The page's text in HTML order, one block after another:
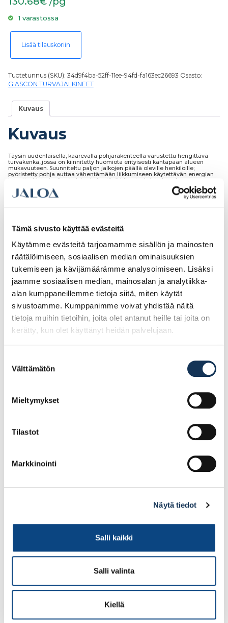
Tämä sivusto käyttää evästeitä
Käytämme evästeitä tarjoamamme sisällön ja mainosten
räätälöimiseen, sosiaalisen median ominaisuuksien
tukemiseen ja kävijämäärämme analysoimiseen. Lisäksi
jaamme sosiaalisen median, mainosalan ja analytiikka-
alan kumppaneillemme tietoja siitä, miten käytät
sivustoamme. Kumppanimme voivat yhdistää näitä
tietoja muihin tietoihin, joita olet antanut heille tai joita on
kerätty, kun olet käyttänyt heidän palvelujaan.
valinta
Välttämätön
Mieltymykset
Tilastot
Markkinointi
Näytä tiedot
Salli kaikki
Salli valinta
Kiellä
1 varastossa
Turvajalkine Giasco Fox S3 ortopedinen keinupohjajalkine, koko 39
Lisää tilauskoriin
Tuotetunnus (SKU): 34d9f4ba-52ff-11ee-94fd-fa163ec26693 Osasto:
GIASCON TURVAJALKINEET
Kuvaus
Kuvaus
Täysin uudenlaisella, kaarevalla pohjarakenteella varustettu hengittävä
turvakenkä, jossa on kiinnitetty huomiota erityisesti kantapään alueen
mukavuuteen. Suunniteltu paljon jalkojen päällä oleville henkilöille;
pyöristetty pohja auttaa vähentämään liikkumiseen käytettävän energian
tarvetta. Materiaalina kulutusta kestävä Microtech-tekninen kangas.
Patentoitu kolmikerroksinen pohja on jalkojen ja nivelten terveyttä edistävä
innovatiivinen ratkaisu, joka yhdistää erilaisten pohjien parhaat puolet.
Pohjassa on hyvät pito-ominaisuudet, se on vakaa ja kestävä, mutta silti
Tutustu myös
174.50€ /pg (alv. 0%)
Gym S3 ortopedinen
keinupohjajalkine,
koko 40 (POISTUVA)